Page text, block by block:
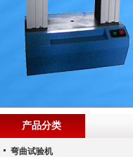
产品分类
弯曲试验机